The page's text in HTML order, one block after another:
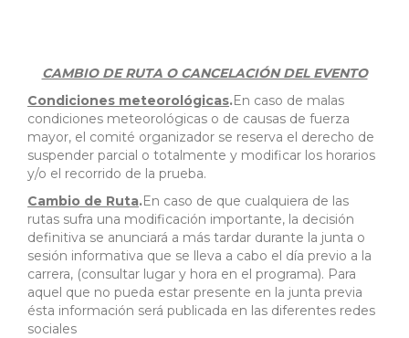
CAMBIO DE RUTA O CANCELACIÓN DEL EVENTO
Condiciones meteorológicas.En caso de malas
condiciones meteorológicas o de causas de fuerza
mayor, el comité organizador se reserva el derecho de
suspender parcial o totalmente y modificar los horarios
y/o el recorrido de la prueba.
Cambio de Ruta.En caso de que cualquiera de las
rutas sufra una modificación importante, la decisión
definitiva se anunciará a más tardar durante la junta o
sesión informativa que se lleva a cabo el día previo a la
carrera, (consultar lugar y hora en el programa). Para
aquel que no pueda estar presente en la junta previa
ésta información será publicada en las diferentes redes
sociales